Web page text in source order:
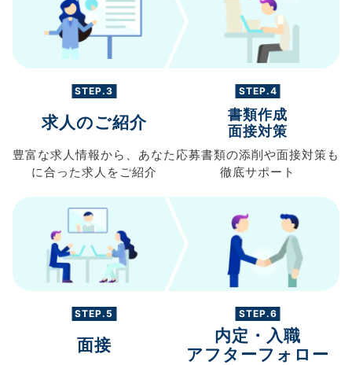
STEP.3
求人のご紹介
豊富な求人情報から、 あなた
に合った求人を ご紹介
STEP.4
書類作成
面接対策
応募書類の添削や面接対策も
徹底サポート
STEP.5
面接
STEP.6
内定・入職
アフターフォロー